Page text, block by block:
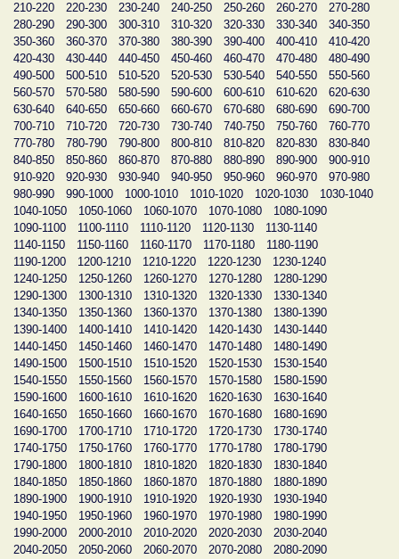
210-220 220-230 230-240 240-250 250-260 260-270
270-280
280-290
290-300 300-310 310-320 320-330 330-340
340-350
350-360
360-370 370-380 380-390 390-400 400-410
410-420
420-430
430-440 440-450 450-460 460-470 470-480
480-490
490-500
500-510 510-520 520-530 530-540 540-550
550-560
560-570
570-580 580-590 590-600 600-610 610-620
620-630
630-640
640-650 650-660 660-670 670-680 680-690
690-700
700-710
710-720 720-730 730-740 740-750 750-760
760-770
770-780
780-790 790-800 800-810 810-820 820-830
830-840
840-850
850-860 860-870 870-880 880-890 890-900
900-910
910-920
920-930 930-940 940-950 950-960 960-970
970-980
980-990
990-1000 1000-1010 1010-1020 1020-1030
1030-1040
1040-1050
1050-1060 1060-1070 1070-1080
1080-1090
1090-1100
1100-1110 1110-1120 1120-1130
1130-1140
1140-1150
1150-1160 1160-1170 1170-1180
1180-1190
1190-1200
1200-1210 1210-1220 1220-1230
1230-1240
1240-1250
1250-1260 1260-1270 1270-1280
1280-1290
1290-1300
1300-1310 1310-1320 1320-1330
1330-1340
1340-1350
1350-1360 1360-1370 1370-1380
1380-1390
1390-1400
1400-1410 1410-1420 1420-1430
1430-1440
1440-1450
1450-1460 1460-1470 1470-1480
1480-1490
1490-1500
1500-1510 1510-1520 1520-1530
1530-1540
1540-1550
1550-1560 1560-1570 1570-1580
1580-1590
1590-1600
1600-1610 1610-1620 1620-1630
1630-1640
1640-1650
1650-1660 1660-1670 1670-1680
1680-1690
1690-1700
1700-1710 1710-1720 1720-1730
1730-1740
1740-1750
1750-1760 1760-1770 1770-1780
1780-1790
1790-1800
1800-1810 1810-1820 1820-1830
1830-1840
1840-1850
1850-1860 1860-1870 1870-1880
1880-1890
1890-1900
1900-1910 1910-1920 1920-1930
1930-1940
1940-1950
1950-1960 1960-1970 1970-1980
1980-1990
1990-2000
2000-2010 2010-2020 2020-2030
2030-2040
2040-2050
2050-2060 2060-2070 2070-2080
2080-2090